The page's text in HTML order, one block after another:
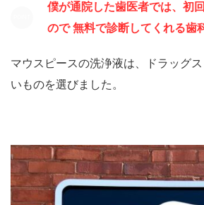
僕が通院した歯医者では、初
ので 無料で診断してくれる歯
マウスピースの洗浄液は、ドラッグ
いものを選びました。